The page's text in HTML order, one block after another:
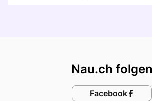
Nau.ch folgen
Facebook